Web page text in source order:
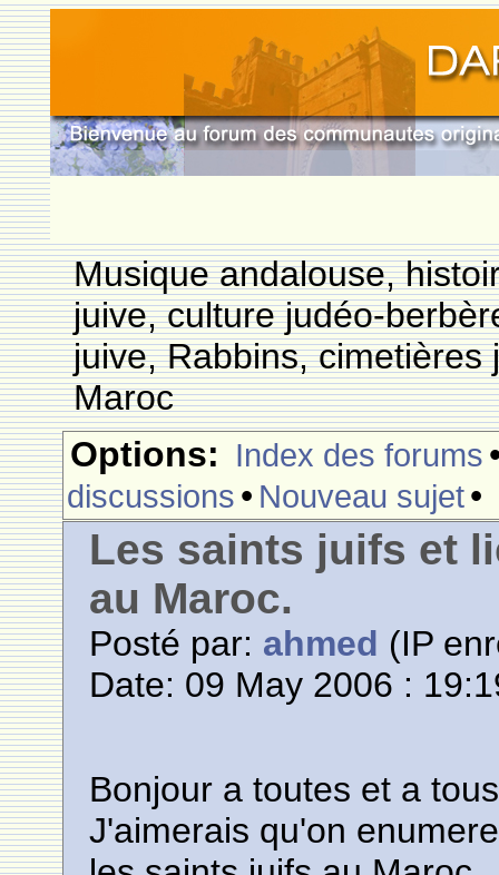
Musique andalouse,
juive, culture judéo-
juive, Rabbins,
Maroc
Options: Index des forums
discussions • Nouveau sujet•
Les saints juifs et
au Maroc.
Posté par: ahmed (IP
Date: 09 May 2006 :
Bonjour a toutes et a
J'aimerais qu'on